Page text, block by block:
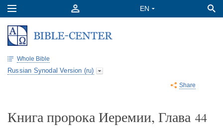
Whole Bible
Russian Synodal Version (ru)
Share
Книга пророка Иеремии, Глава 44